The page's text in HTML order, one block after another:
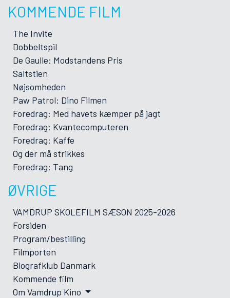
KOMMENDE FILM
The Invite
Dobbeltspil
De Gaulle: Modstandens Pris
Saltstien
Nøjsomheden
Paw Patrol: Dino Filmen
Foredrag: Med havets kæmper på jagt
Foredrag: Kvantecomputeren
Foredrag: Kaffe
Og der må strikkes
Foredrag: Tang
ØVRIGE
VAMDRUP SKOLEFILM SÆSON 2025-2026
Forsiden
Program/bestilling
Filmporten
Biografklub Danmark
Kommende film
Om Vamdrup Kino